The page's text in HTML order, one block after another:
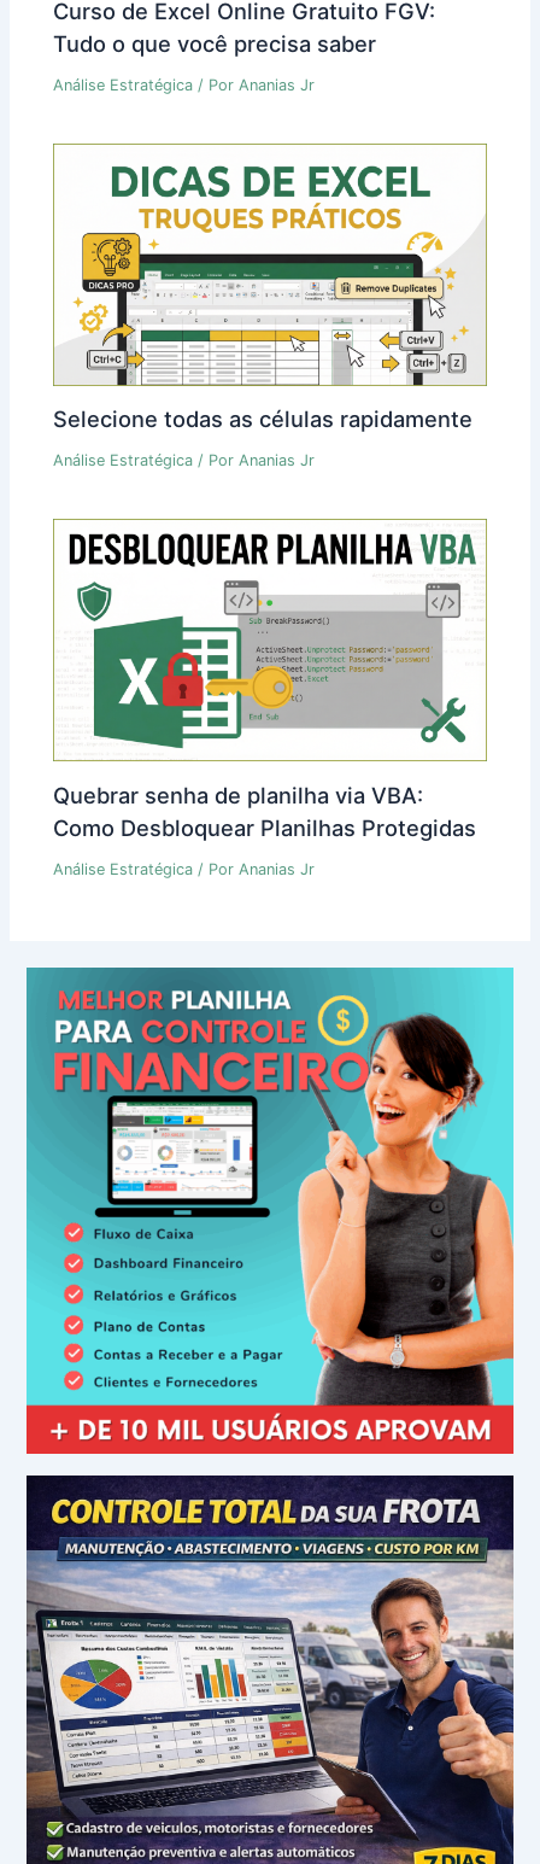
Curso de Excel Online Gratuito FGV:
Tudo o que você precisa saber
Análise Estratégica / PorAnanias Jr
Selecione todas as células rapidamente
Análise Estratégica / PorAnanias Jr
Quebrar senha de planilha via VBA:
Como Desbloquear Planilhas Protegidas
Análise Estratégica / PorAnanias Jr